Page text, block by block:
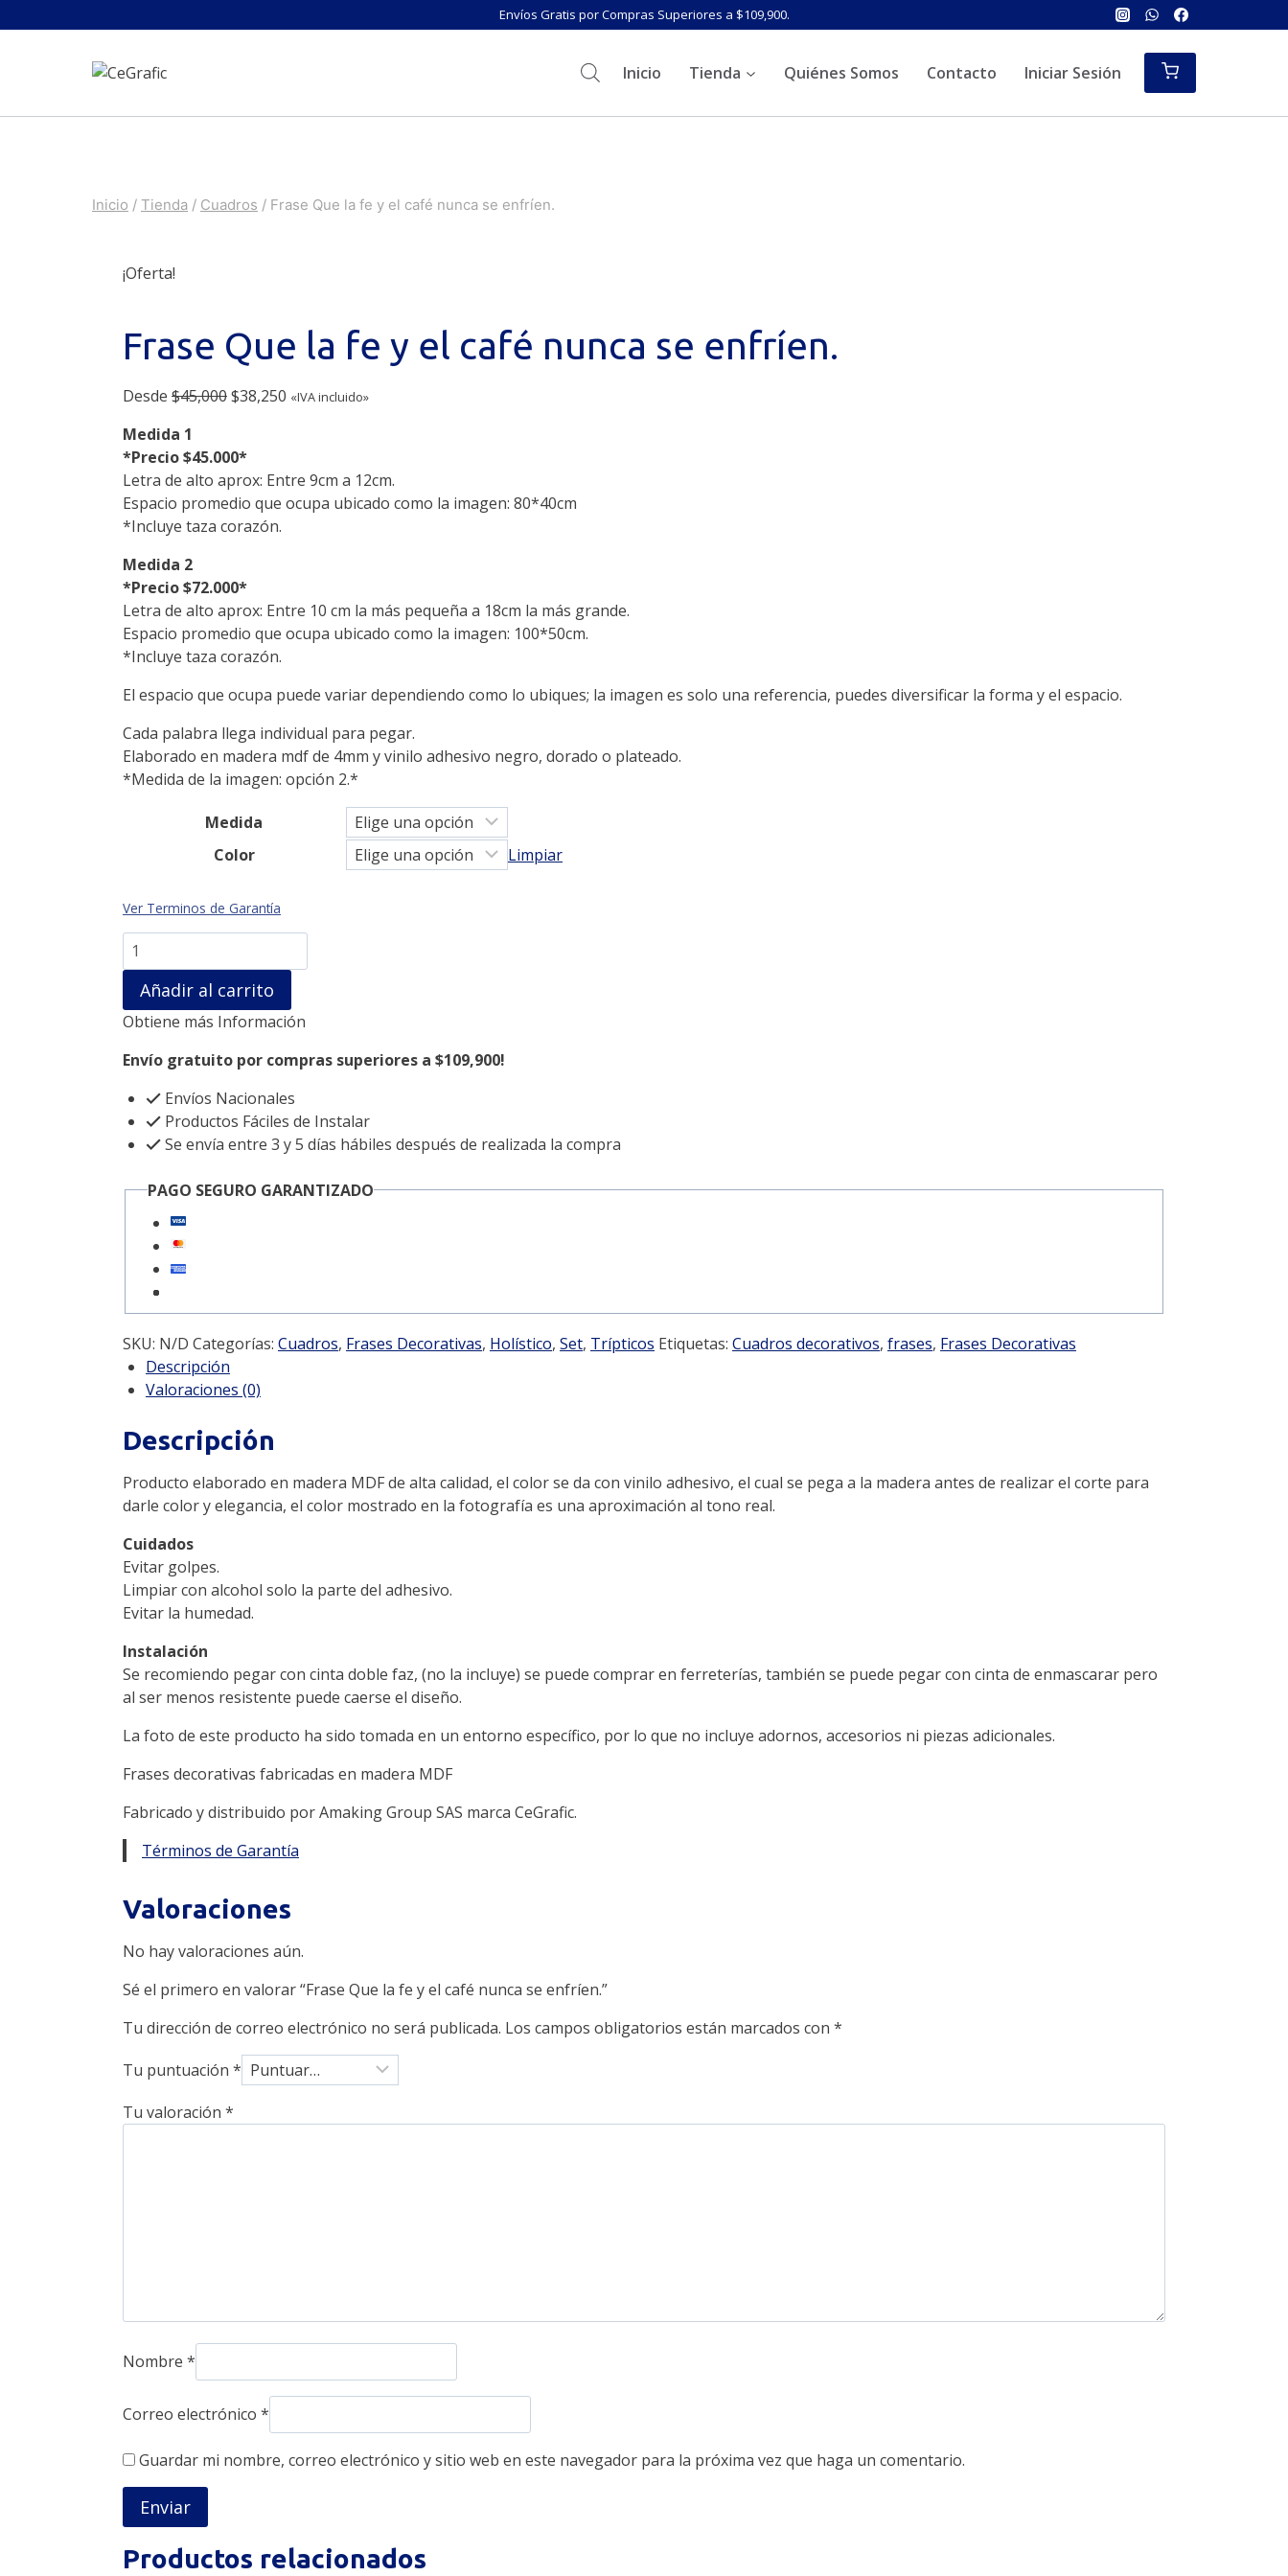
al
Envíos Gratis por Compras Superiores a $109,900.
Inicio Tienda Quiénes Somos Contacto Iniciar Sesión
Inicio / Tienda / Cuadros / Frase Que la fe y el café nunca se enfríen.
¡Oferta!
Frase Que la fe y el café nunca se enfríen.
Desde $45,000Original
$45,000.
$38,250 Current
«IVA incluido»
Medida 1
*Precio $45.000*
Letra de alto aprox: Entre 9cm a 12cm.
Espacio promedio que ocupa ubicado como la imagen: 80*40cm
*Incluye taza corazón.
Medida 2
*Precio $72.000*
Letra de alto aprox: Entre 10 cm la más pequeña a 18cm la más grande.
Espacio promedio que ocupa ubicado como la imagen: 100*50cm.
*Incluye taza corazón.
El espacio que ocupa puede variar dependiendo como lo ubiques; la imagen es solo una referencia, puedes diversificar la forma y el espacio.
Cada palabra llega individual para pegar.
Elaborado en madera mdf de 4mm y vinilo adhesivo negro, dorado o plateado.
*Medida de la imagen: opción 2.*
Medida
Color
Limpiar
Ver Terminos de Garantía
Frase
Que
fe
el
nunca
se
enfríen.
Añadir al carrito
Obtiene más Información
Envío gratuito por compras superiores a $109,900!
Envíos Nacionales
Productos Fáciles de Instalar
Se envía entre 3 y 5 días hábiles después de realizada la compra
PAGO SEGURO GARANTIZADO
SKU: N/D Categorías: Cuadros, Frases Decorativas, Holístico, Set, Trípticos Etiquetas: Cuadros decorativos, frases, Frases Decorativas
Descripción
Valoraciones (0)
Descripción
Producto elaborado en madera MDF de alta calidad, el color se da con vinilo adhesivo, el cual se pega a la madera antes de realizar el corte para
darle color y elegancia, el color mostrado en la fotografía es una aproximación al tono real.
Cuidados
Evitar golpes.
Limpiar con alcohol solo la parte del adhesivo.
Evitar la humedad.
Instalación
Se recomiendo pegar con cinta doble faz, (no la incluye) se puede comprar en ferreterías, también se puede pegar con cinta de enmascarar pero
al ser menos resistente puede caerse el diseño.
La foto de este producto ha sido tomada en un entorno específico, por lo que no incluye adornos, accesorios ni piezas adicionales.
Frases decorativas fabricadas en madera MDF
Fabricado y distribuido por Amaking Group SAS marca CeGrafic.
Términos de Garantía
Valoraciones
No hay valoraciones aún.
Sé el primero en valorar “Frase Que la fe y el café nunca se enfríen.”
Tu dirección de correo electrónico no será publicada. Los campos obligatorios están marcados con *
Tu puntuación *
Tu valoración *
Nombre *
Correo electrónico *
Guardar mi nombre, correo electrónico y sitio web en este navegador para la próxima vez que haga un comentario.
Productos relacionados